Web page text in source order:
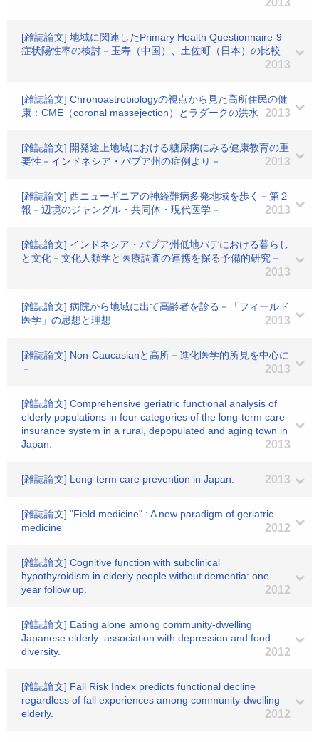
2013
[雑誌論文] 地域に関連したPrimary Health Questionnaire-9
症状陽性率の検討－玉寿（中国）、土佐町（日本）の比較
2013
[雑誌論文] Chronoastrobiologyの視点から見た高所住民の健
康：CME（coronal massejection）とラダークの洪水
2013
[雑誌論文] 開発途上地域における糖尿病にみる健康教育の重
要性－インドネシア・パプア州の症例より－
2013
[雑誌論文] 西ニューギニアの神経難病多発地域を歩く－第２
報－辺境のジャングル・共同体・現代医学－
2013
[雑誌論文] インドネシア・パプア州低地バデにおける暮らし
と文化－文化人類学と医療調査の連携を探る予備的研究－
2013
[雑誌論文] 病院から地域に出て高齢者を診る－「フィールド
医学」の思想と理想
2013
[雑誌論文] Non-Caucasianと高所－進化医学的所見を中心に
－
2013
[雑誌論文] Comprehensive geriatric functional analysis of
elderly populations in four categories of the long-term care
insurance system in a rural, depopulated and aging town in
Japan.
2013
[雑誌論文] Long-term care prevention in Japan. 2013
[雑誌論文] "Field medicine" : A new paradigm of geriatric
medicine
2012
[雑誌論文] Cognitive function with subclinical
hypothyroidism in elderly people without dementia: one
year follow up.
2012
[雑誌論文] Eating alone among community-dwelling
Japanese elderly: association with depression and food
diversity.
2012
[雑誌論文] Fall Risk Index predicts functional decline
regardless of fall experiences among community-dwelling
elderly.
2012